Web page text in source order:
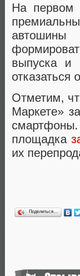
На первом
выпуска и
отказаться
Отметим,
Маркете»
площадка
их
Поделиться…